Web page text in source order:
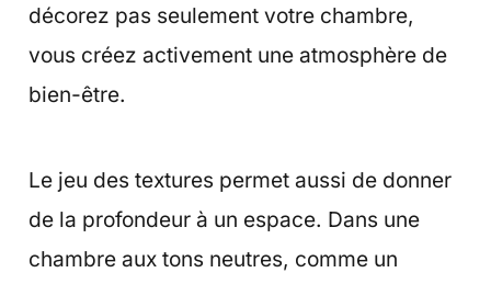
décorez pas seulement votre chambre,
vous créez activement une atmosphère de
bien-être.
Le jeu des textures permet aussi de donner
de la profondeur à un espace. Dans une
chambre aux tons neutres, comme un